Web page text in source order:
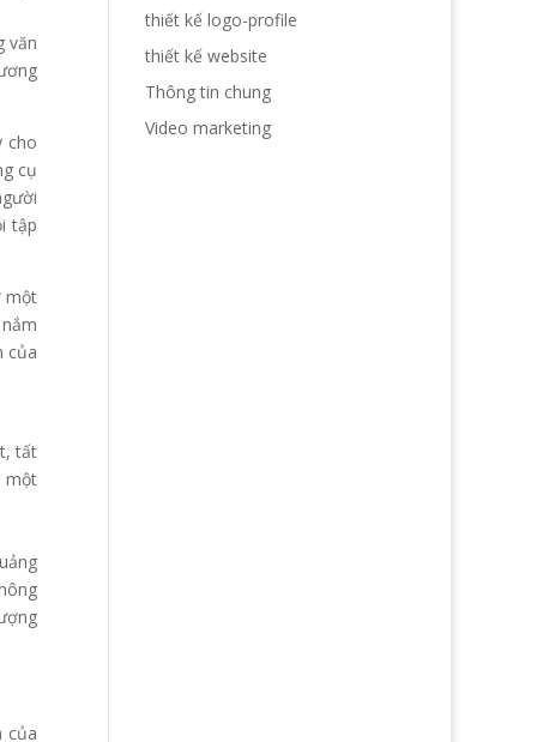
văn
cho
cụ
tập
một
của
tất
một
của
thiết kế logo-profile
thiết kế website
Thông tin chung
Video marketing